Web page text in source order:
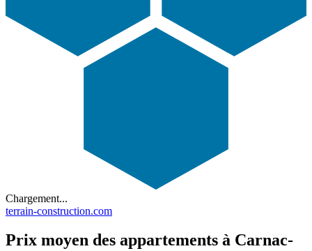
Chargement...
terrain-construction.com
Prix moyen des appartements à Carnac-